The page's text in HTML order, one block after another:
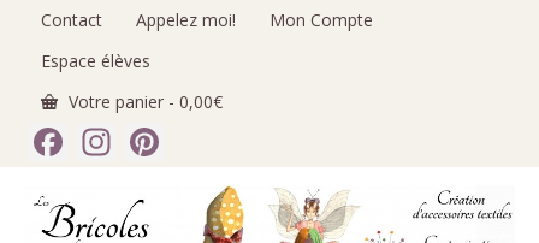
Contact Appelez moi!
Mon Compte
Espace élèves
Votre panier - 0,00€
Facebook
Instagram